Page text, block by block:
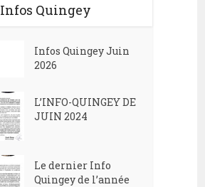
Infos Quingey
Infos Quingey Juin
2026
L’INFO-QUINGEY DE
JUIN 2024
Le dernier Info
Quingey de l’année